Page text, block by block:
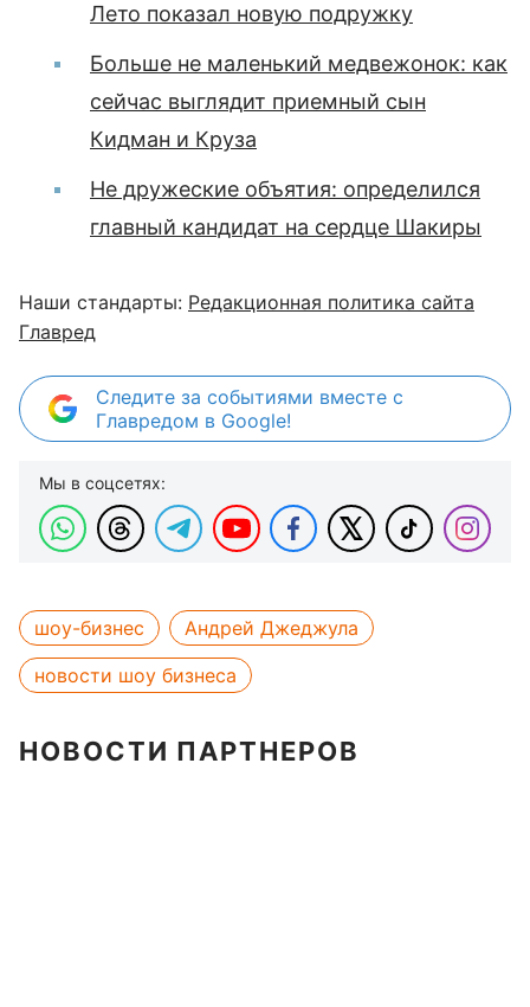
Лето показал новую подружку
Больше не маленький медвежонок: как
сейчас выглядит приемный сын
Кидман и Круза
Не дружеские объятия: определился
главный кандидат на сердце Шакиры
Наши стандарты: Редакционная политика сайта
Главред
Следите за событиями вместе с
Главредом в Google!
Мы в соцсетях:
шоу-бизнес
Андрей Джеджула
новости шоу бизнеса
НОВОСТИ ПАРТНЕРОВ